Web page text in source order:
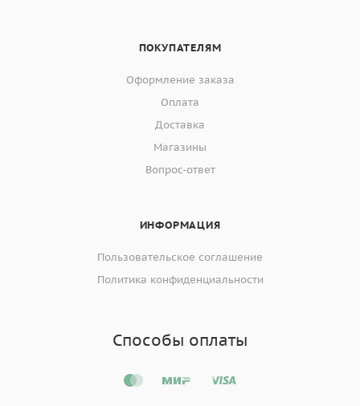
ПОКУПАТЕЛЯМ
Оформление заказа
Оплата
Доставка
Магазины
Вопрос-ответ
ИНФОРМАЦИЯ
Пользовательское соглашение
Политика конфиденциальности
Способы оплаты